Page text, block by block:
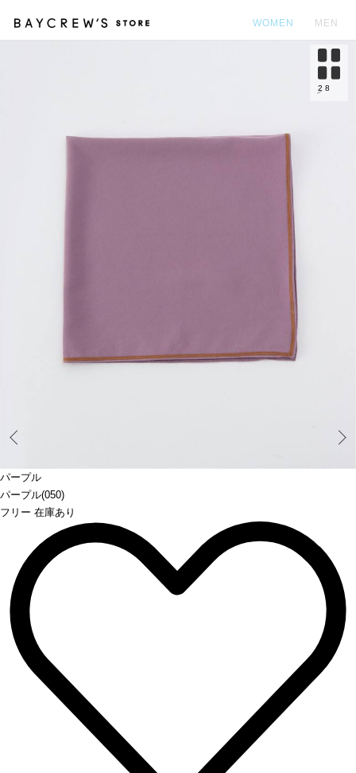
WOMEN MEN
パープル
パープル(050)
フリー 在庫あり
2 8